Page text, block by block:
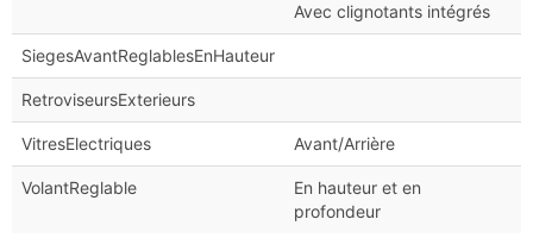
Avec clignotants intégrés
SiegesAvantReglablesEnHauteur
RetroviseursExterieurs
VitresElectriques Avant/Arrière
VolantReglable
En hauteur et en
profondeur